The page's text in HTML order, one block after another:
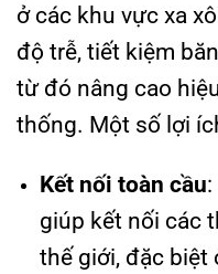
ở các khu vực xa
độ trễ, tiết kiệm
từ đó nâng cao
thống. Một số lợi
Kết nối toàn cầu
giúp kết nối các
thế giới, đặc biệt